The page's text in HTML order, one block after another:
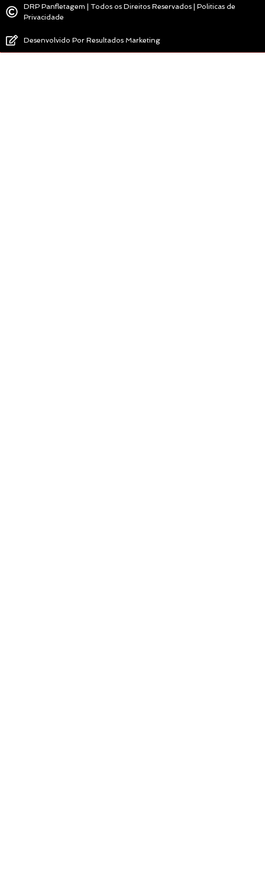
DRP Panfletagem | Todos os Direitos Reservados | Politicas de
Privacidade
Desenvolvido Por Resultados Marketing